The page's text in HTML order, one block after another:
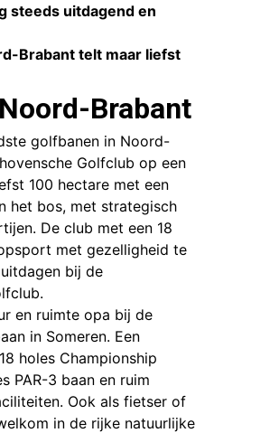
steeds uitdagend en
Brabant telt maar liefst
Brabant
golfbanen in Noord-
Golfclub op een
100 hectare met een
het bos, met strategisch
De club met een 18
met gezelligheid te
bij de
en ruimte opa bij de
in Someren. Een
holes Championship
PAR-3 baan en ruim
Ook als fietser of
in de rijke natuurlijke